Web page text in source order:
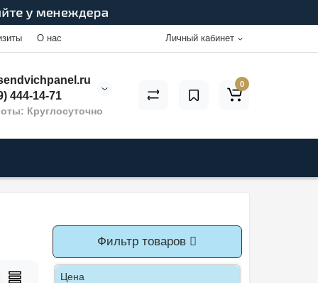
О нас Личный кабинет
444-14-71
Круглосуточно
0
Фильтр товаров
Цена